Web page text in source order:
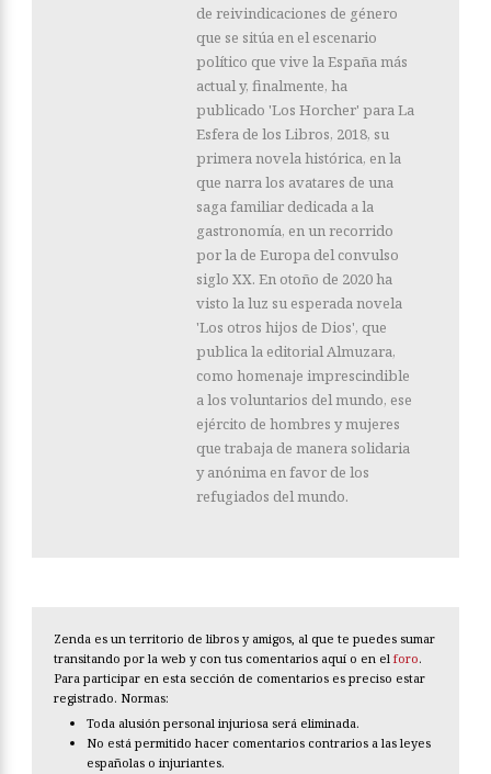
de reivindicaciones de género
que se sitúa en el escenario
político que vive la España más
actual y, finalmente, ha
publicado 'Los Horcher' para La
Esfera de los Libros, 2018, su
primera novela histórica, en la
que narra los avatares de una
saga familiar dedicada a la
gastronomía, en un recorrido
por la de Europa del convulso
siglo XX. En otoño de 2020 ha
visto la luz su esperada novela
'Los otros hijos de Dios', que
publica la editorial Almuzara,
como homenaje imprescindible
a los voluntarios del mundo, ese
ejército de hombres y mujeres
que trabaja de manera solidaria
y anónima en favor de los
refugiados del mundo.
Zenda es un territorio de libros y amigos, al que te puedes sumar
transitando por la web y con tus comentarios aquí o en el foro.
Para participar en esta sección de comentarios es preciso estar
registrado. Normas:
Toda alusión personal injuriosa será eliminada.
No está permitido hacer comentarios contrarios a las leyes
españolas o injuriantes.